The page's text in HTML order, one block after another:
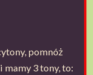
pomnóż
mamy 3 tony, to: